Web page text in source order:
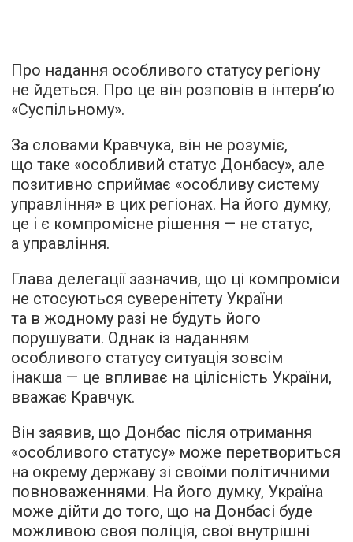
Про надання особливого статусу регіону
не йдеться. Про це він розповів в інтерв’ю
«Суспільному».
За словами Кравчука, він не розуміє,
що таке «особливий статус Донбасу», але
позитивно сприймає «особливу систему
управління» в цих регіонах. На його думку,
це і є компромісне рішення — не статус,
а управління.
Глава делегації зазначив, що ці компроміси
не стосуються суверенітету України
та в жодному разі не будуть його
порушувати. Однак із наданням
особливого статусу ситуація зовсім
інакша — це впливає на цілісність України,
вважає Кравчук.
Він заявив, що Донбас після отримання
«особливого статусу» може перетвориться
на окрему державу зі своїми політичними
повноваженнями. На його думку, Україна
може дійти до того, що на Донбасі буде
можливою своя поліція, свої внутрішні